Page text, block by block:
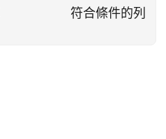
符合條件的列